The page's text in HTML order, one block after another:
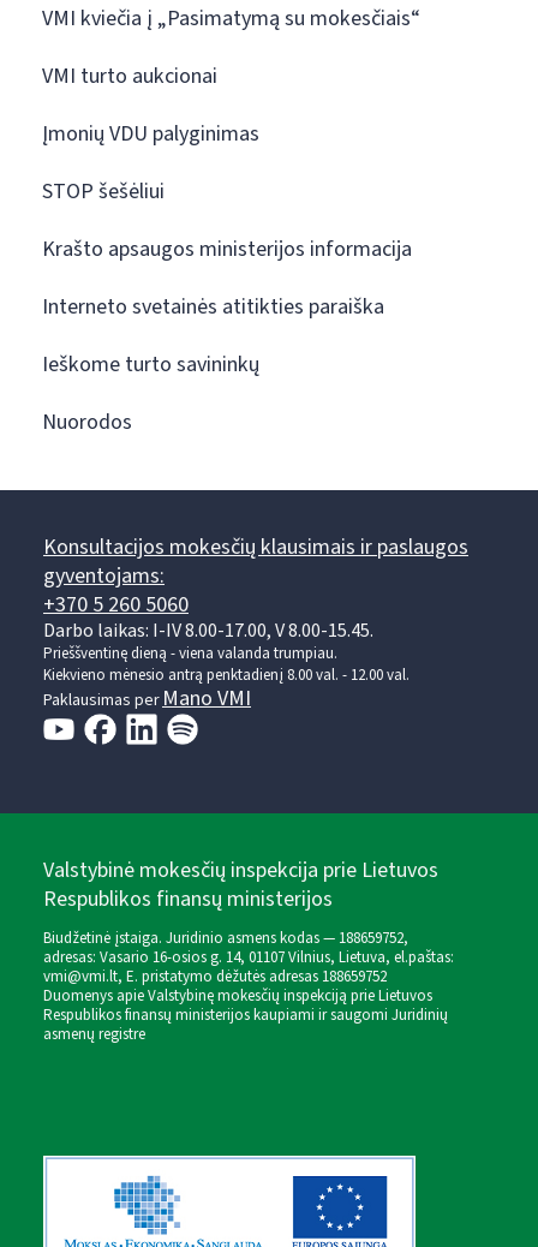
VMI kviečia į „Pasimatymą su mokesčiais“
VMI turto aukcionai
Įmonių VDU palyginimas
STOP šešėliui
Krašto apsaugos ministerijos informacija
Interneto svetainės atitikties paraiška
Ieškome turto savininkų
Nuorodos
Konsultacijos mokesčių klausimais ir paslaugos
gyventojams:
+370 5 260 5060
Darbo laikas: I-IV 8.00-17.00, V 8.00-15.45.
Prieššventinę dieną - viena valanda trumpiau.
Kiekvieno mėnesio antrą penktadienį 8.00 val. - 12.00 val.
Paklausimas per Mano VMI
Valstybinė mokesčių inspekcija prie Lietuvos
Respublikos finansų ministerijos
Biudžetinė įstaiga. Juridinio asmens kodas — 188659752,
adresas: Vasario 16-osios g. 14, 01107 Vilnius, Lietuva, el.paštas:
vmi@vmi.lt, E. pristatymo dėžutės adresas 188659752
Duomenys apie Valstybinę mokesčių inspekciją prie Lietuvos
Respublikos finansų ministerijos kaupiami ir saugomi Juridinių
asmenų registre